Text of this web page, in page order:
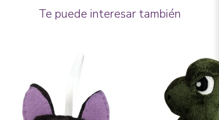
Te puede interesar también